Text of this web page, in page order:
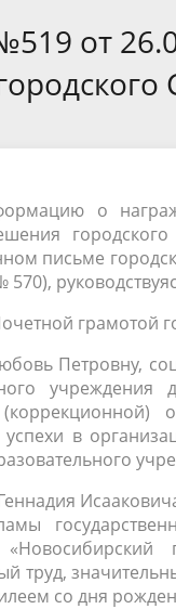
службы
от
о
письме
570),
грамотой
Петровну,
в
труд,
со дня